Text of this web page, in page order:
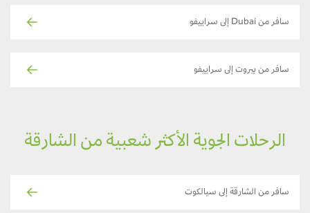
سافر من Dubai إلى سراييفو
سافر من بيروت إلى سراييفو
الرحلات الجوية الأكثر شعبية من الشارقة
سافر من الشارقة إلى سيالكوت